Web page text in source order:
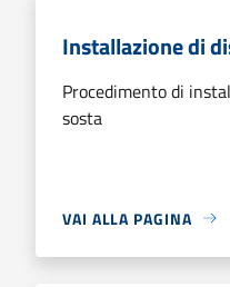
Installazione di
Procedimento di
sosta
VAI ALLA PAGINA